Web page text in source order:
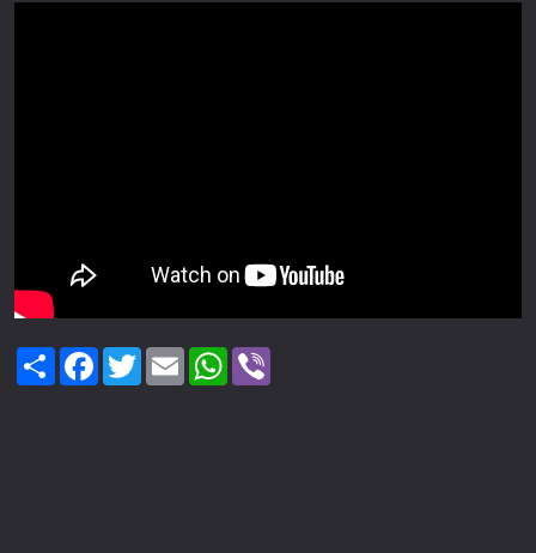
ShareFacebook
TwitterEmail WhatsApp